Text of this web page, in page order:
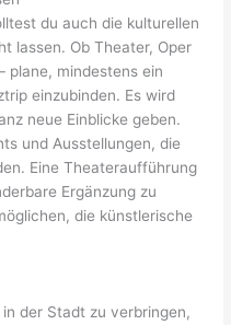
du auch die kulturellen
lassen. Ob Theater, Oper
plane, mindestens ein
einzubinden. Es wird
neue Einblicke geben.
und Ausstellungen, die
Eine Theateraufführung
Ergänzung zu
die künstlerische
der Stadt zu verbringen,